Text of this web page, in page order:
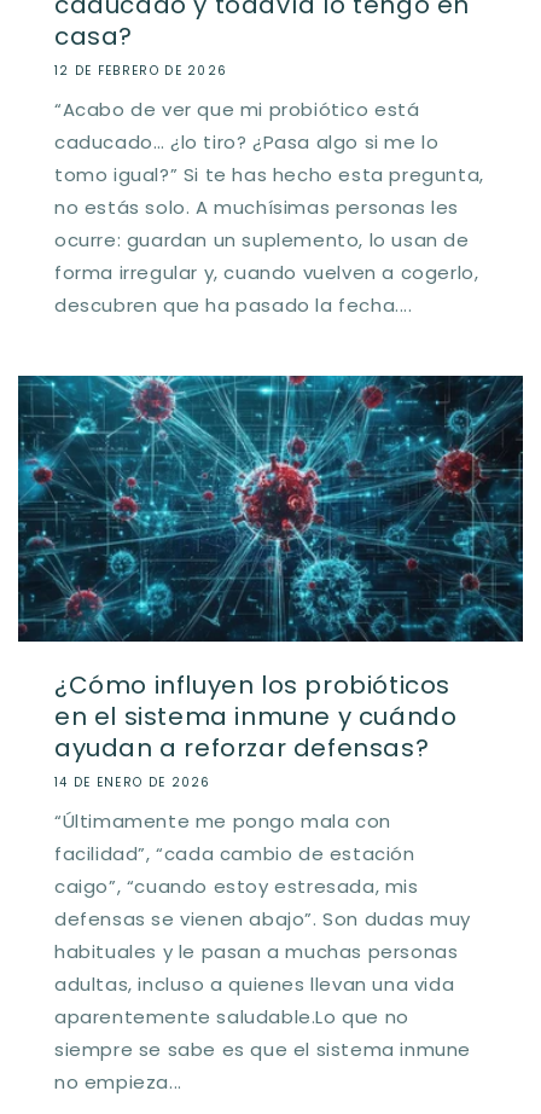
casa?
12 DE FEBRERO DE 2026
“Acabo de ver que mi probiótico está
caducado… ¿lo tiro? ¿Pasa algo si me lo
tomo igual?” Si te has hecho esta pregunta,
no estás solo. A muchísimas personas les
ocurre: guardan un suplemento, lo usan de
forma irregular y, cuando vuelven a cogerlo,
descubren que ha pasado la fecha....
¿Cómo influyen los probióticos
en el sistema inmune y cuándo
ayudan a reforzar defensas?
14 DE ENERO DE 2026
“Últimamente me pongo mala con
facilidad”, “cada cambio de estación
caigo”, “cuando estoy estresada, mis
defensas se vienen abajo”. Son dudas muy
habituales y le pasan a muchas personas
adultas, incluso a quienes llevan una vida
aparentemente saludable.Lo que no
siempre se sabe es que el sistema inmune
no empieza...